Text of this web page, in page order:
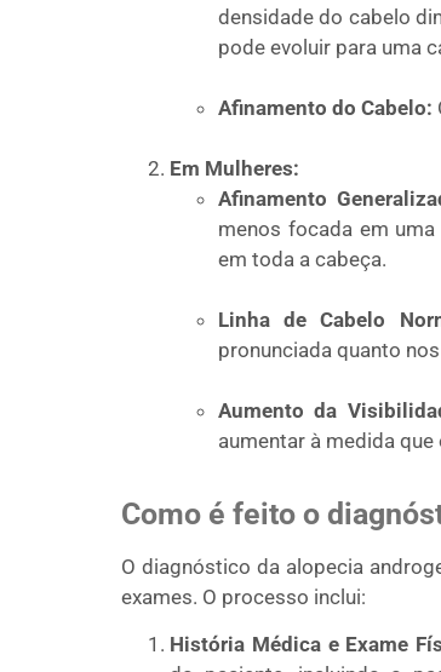
densidade do cabelo
pode evoluir para uma
Afinamento do Cabelo:
Em Mulheres:
Afinamento
menos focada em
em toda a cabeça.
Linha de Cabelo
pronunciada quanto
Aumento da
aumentar à medida
Como é feito o
O diagnóstico da alopecia
exames. O processo inclui:
História Médica e Exame